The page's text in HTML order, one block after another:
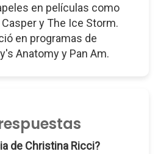
en películas como
y The Ice Storm.
en programas de
Anatomy y Pan Am.
de Christina Ricci?